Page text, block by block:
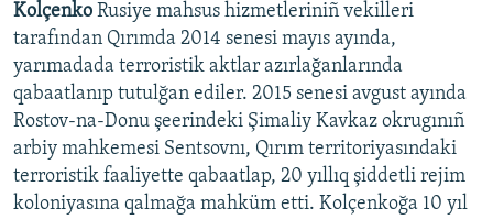
Kolçenko Rusiye mahsus hizmetleriniñ vekilleri
tarafından Qırımda 2014 senesi mayıs ayında,
yarımadada terroristik aktlar azırlağanlarında
qabaatlanıp tutulğan ediler. 2015 senesi avgust ayında
Rostov-na-Donu şeerindeki Şimaliy Kavkaz okrugınıñ
arbiy mahkemesi Sentsovnı, Qırım territoriyasındaki
terroristik faaliyette qabaatlap, 20 yıllıq şiddetli rejim
koloniyasına qalmağa mahküm etti. Kolçenkoğa 10 yıl